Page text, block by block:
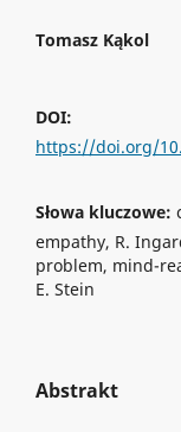
Tomasz Kąkol
DOI:
https://doi.org/
Słowa kluczowe:
empathy, R.
problem, mind-
E. Stein
Abstrakt